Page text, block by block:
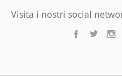
Visita i nostri social